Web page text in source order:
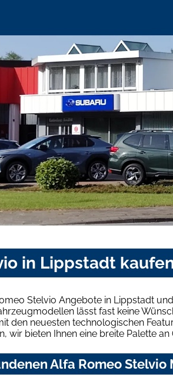
in Lippstadt
Stelvio Angebote in Lippstadt
lässt fast keine
den neuesten technologischen
wir bieten Ihnen eine breite Palette an
Alfa Romeo